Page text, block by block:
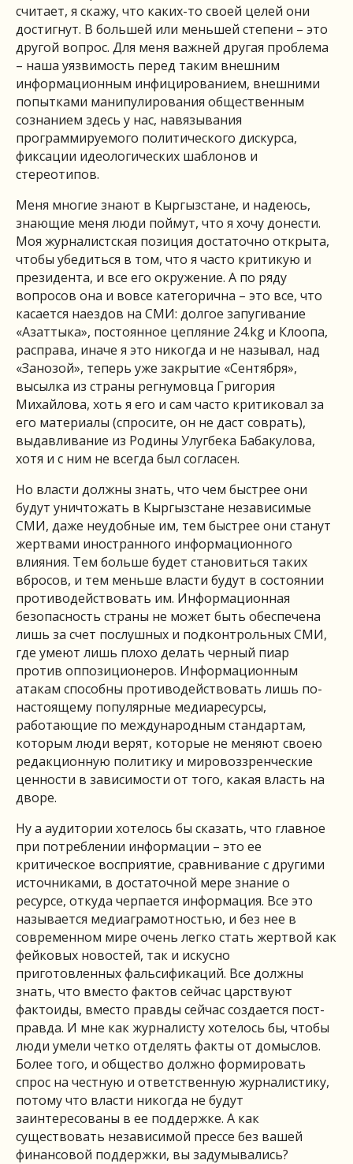
считает, я скажу, что каких-то своей целей они
достигнут. В большей или меньшей степени – это
другой вопрос. Для меня важней другая проблема
– наша уязвимость перед таким внешним
информационным инфицированием, внешними
попытками манипулирования общественным
сознанием здесь у нас, навязывания
программируемого политического дискурса,
фиксации идеологических шаблонов и
стереотипов.
Меня многие знают в Кыргызстане, и надеюсь,
знающие меня люди поймут, что я хочу донести.
Моя журналистская позиция достаточно открыта,
чтобы убедиться в том, что я часто критикую и
президента, и все его окружение. А по ряду
вопросов она и вовсе категорична – это все, что
касается наездов на СМИ: долгое запугивание
«Азаттыка», постоянное цепляние 24.kg и Клоопа,
расправа, иначе я это никогда и не называл, над
«Занозой», теперь уже закрытие «Сентября»,
высылка из страны регнумовца Григория
Михайлова, хоть я его и сам часто критиковал за
его материалы (спросите, он не даст соврать),
выдавливание из Родины Улугбека Бабакулова,
хотя и с ним не всегда был согласен.
Но власти должны знать, что чем быстрее они
будут уничтожать в Кыргызстане независимые
СМИ, даже неудобные им, тем быстрее они станут
жертвами иностранного информационного
влияния. Тем больше будет становиться таких
вбросов, и тем меньше власти будут в состоянии
противодействовать им. Информационная
безопасность страны не может быть обеспечена
лишь за счет послушных и подконтрольных СМИ,
где умеют лишь плохо делать черный пиар
против оппозиционеров. Информационным
атакам способны противодействовать лишь по-
настоящему популярные медиаресурсы,
работающие по международным стандартам,
которым люди верят, которые не меняют своею
редакционную политику и мировоззренческие
ценности в зависимости от того, какая власть на
дворе.
Ну а аудитории хотелось бы сказать, что главное
при потреблении информации – это ее
критическое восприятие, сравнивание с другими
источниками, в достаточной мере знание о
ресурсе, откуда черпается информация. Все это
называется медиаграмотностью, и без нее в
современном мире очень легко стать жертвой как
фейковых новостей, так и искусно
приготовленных фальсификаций. Все должны
знать, что вместо фактов сейчас царствуют
фактоиды, вместо правды сейчас создается пост-
правда. И мне как журналисту хотелось бы, чтобы
люди умели четко отделять факты от домыслов.
Более того, и общество должно формировать
спрос на честную и ответственную журналистику,
потому что власти никогда не будут
заинтересованы в ее поддержке. А как
существовать независимой прессе без вашей
финансовой поддержки, вы задумывались?